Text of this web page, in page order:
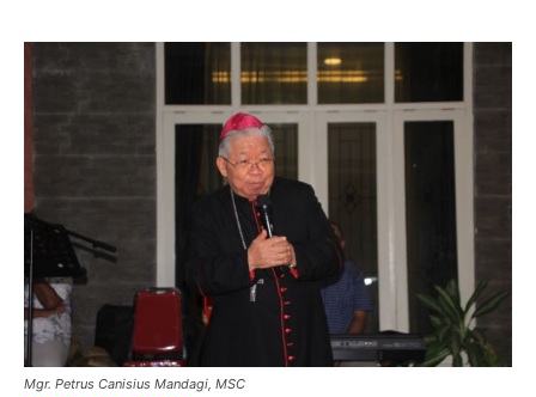
Mgr. Petrus Canisius Mandagi, MSC